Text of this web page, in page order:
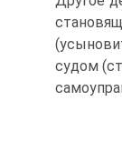
судом